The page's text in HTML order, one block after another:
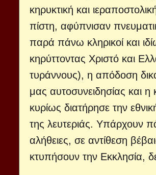
κηρυκτική και
πίστη, αφύπνισαν
παρά πάνω κληρικοί και
κηρύττοντας Χριστό και
τυράννους), η απόδοση
μας αυτοσυνειδησίας και
κυρίως διατήρησε την
της λευτεριάς. Υπάρχουν
αλήθειες, σε αντίθεση
κτυπήσουν την Εκκλησία,